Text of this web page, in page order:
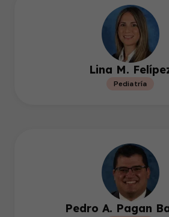
Lina M.
Pediatría
Pedro A. Pagan